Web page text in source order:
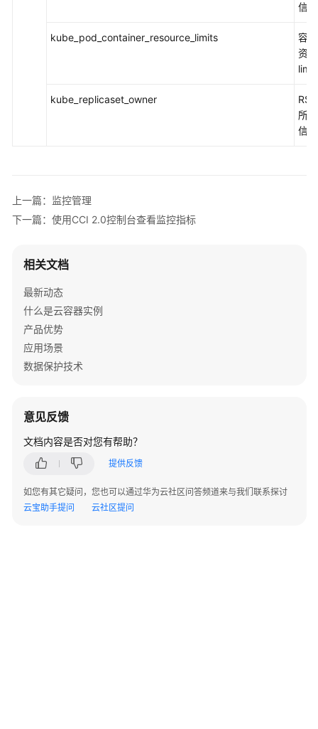
信息
kube_pod_container_resource_limits
容
资源
kube_replicaset_owner
RS
所
信息
上一篇：监控管理
下一篇：使用CCI 2.0控制台查看监控指标
相关文档
最新动态
什么是云容器实例
产品优势
应用场景
数据保护技术
意见反馈
文档内容是否对您有帮助？
提供反馈
如您有其它疑问，您也可以通过华为云社区问答频道来与我们联系探讨
云宝助手提问
云社区提问